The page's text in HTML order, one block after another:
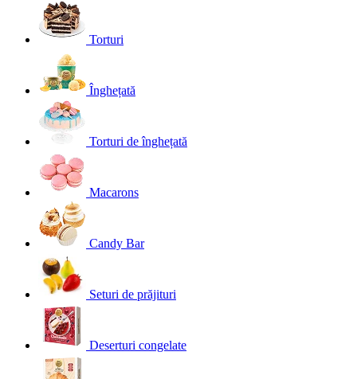
Torturi
Înghețată
Torturi de înghețată
Macarons
Candy Bar
Seturi de prăjituri
Deserturi congelate